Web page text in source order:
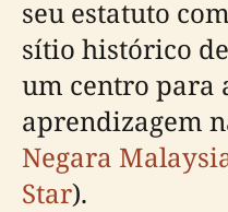
seu estatuto
sítio histórico
um centro para
aprendizagem
Negara
Star).